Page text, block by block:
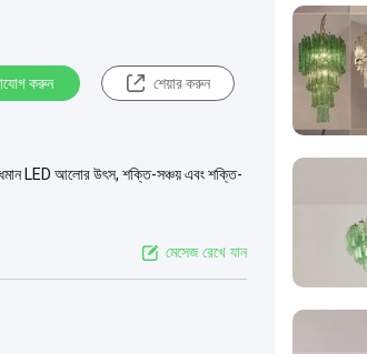
করুন শেয়ার করুন
LED আলোর উৎস, শক্তি-সঞ্চয় এবং শক্তি-
মেসেজ রেখে যান